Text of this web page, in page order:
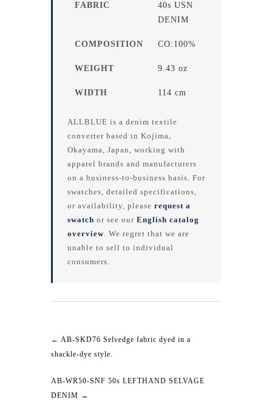
FABRIC
40s USN
DENIM
COMPOSITION CO:100%
WEIGHT 9.43 oz
WIDTH 114 cm
ALLBLUE is a denim textile
converter based in Kojima,
Okayama, Japan, working with
apparel brands and manufacturers
on a business-to-business basis. For
swatches, detailed specifications,
or availability, please request a
swatch or see our English catalog
overview. We regret that we are
unable to sell to individual
consumers.
← AB-SKD76 Selvedge fabric dyed in a
shackle-dye style.
AB-WR50-SNF 50s LEFTHAND SELVAGE
DENIM →